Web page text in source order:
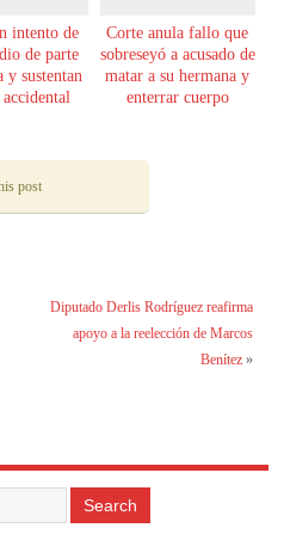
intento de
de parte
y sustentan
Corte anula fallo que
sobreseyó a acusado de
matar a su hermana y
enterrar cuerpo
post
Diputado Derlis Rodríguez reafirma
apoyo a la reelección de Marcos
Benítez»